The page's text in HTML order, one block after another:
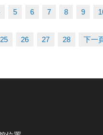
-官網 : https://
-IG : @luzhusports
5 6 7 8 9
25 26 27 28 下一